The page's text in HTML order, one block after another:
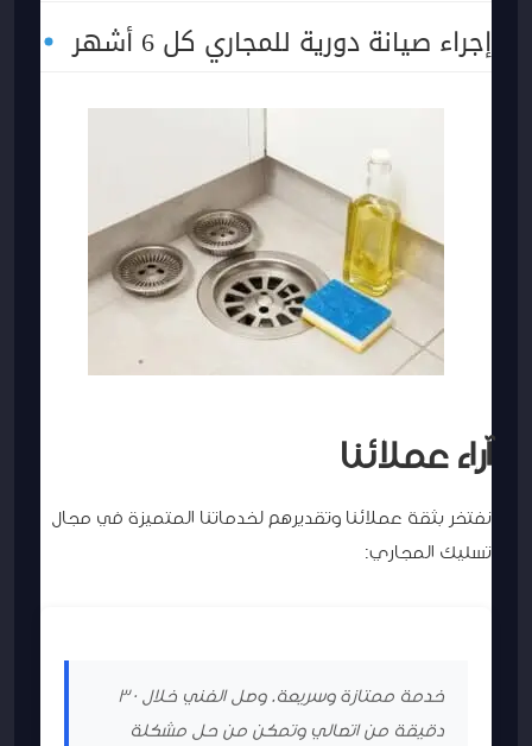
إجراء صيانة دورية للمجاري كل 6 أشهر
آراء عملائنا
نفتخر بثقة عملائنا وتقديرهم لخدماتنا المتميزة في مجال
تسليك المجاري:
خدمة ممتازة وسريعة. وصل الفني خلال 30
دقيقة من اتصالي وتمكن من حل مشكلة